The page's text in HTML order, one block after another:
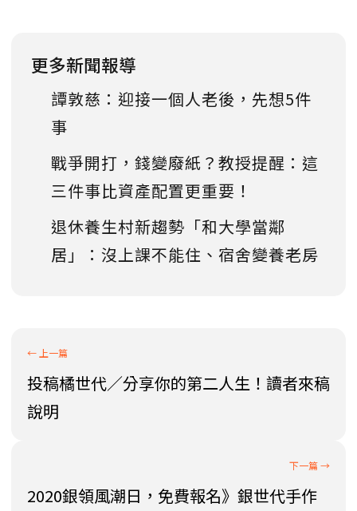
更多新聞報導
譚敦慈：迎接一個人老後，先想5件
事
戰爭開打，錢變廢紙？教授提醒：這
三件事比資產配置更重要！
退休養生村新趨勢「和大學當鄰
居」：沒上課不能住、宿舍變養老房
投稿橘世代／分享你的第二人生！讀者來稿
說明
2020銀領風潮日，免費報名》銀世代手作